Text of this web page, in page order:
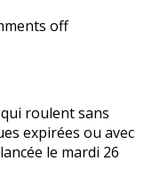
off
roulent sans
expirées ou avec
le mardi 26